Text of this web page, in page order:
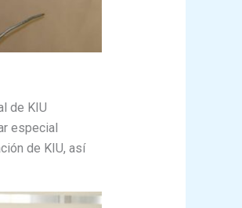
de KIU
especial
de KIU, así